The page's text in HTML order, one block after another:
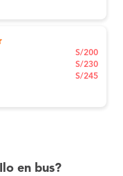
S/200
S/230
S/245
en bus?